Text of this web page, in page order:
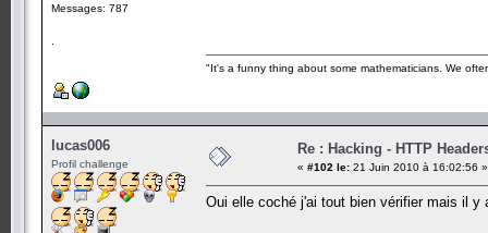
Messages: 787
"It's a funny thing about some mathematicians. We
lucas006
Profil challenge
Re : Hacking - HTTP
« #102 le: 21 Juin 2010 à 16:02:56 »
Oui elle coché j'ai tout bien vérifier mais il y